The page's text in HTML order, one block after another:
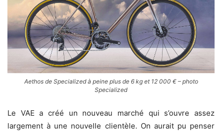
Aethos de Specialized à peine plus de 6 kg et 12 000 € – photo
Specialized
Le VAE a créé un nouveau marché qui s’ouvre assez
largement à une nouvelle clientèle. On aurait pu penser